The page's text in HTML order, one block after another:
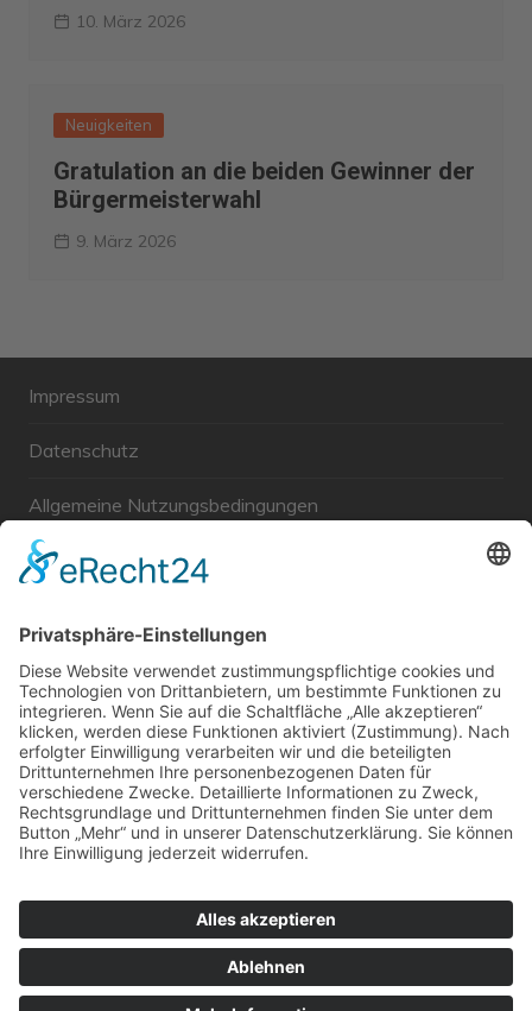
10. März 2026
Neuigkeiten
Gratulation an die beiden Gewinner der
Bürgermeisterwahl
9. März 2026
Impressum
Datenschutz
Allgemeine Nutzungsbedingungen
Links
Unabhängige WählerGemeinschaft Gröbenzell
Wir sind ein Querschnitt der Gesellschaft bezüglich des
Alters, der Berufe, Herkunft, Interessen und Ansichten.
Bei uns kann man nicht Mitglied werden und wir haben
keine starren Strukturen, aber dafür viel Energie und
Bei uns kann jeder Mensch mitmachen!